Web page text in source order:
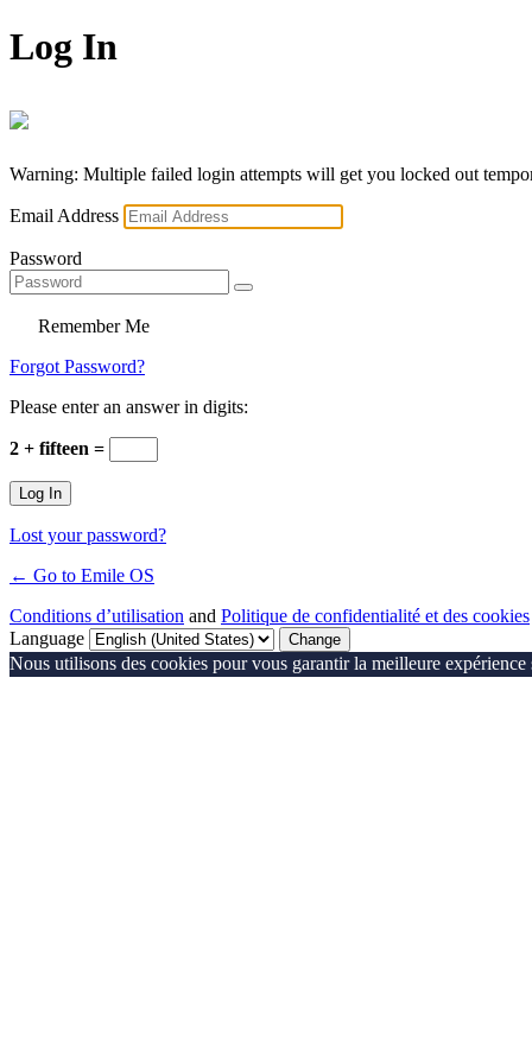
Log In
Warning: Multiple failed login attempts will get you locked out
Email Address
Password
Remember Me
Forgot Password?
Please enter an answer in digits:
2 + fifteen =
Lost your password?
← Go to Emile OS
Conditions d’utilisation and Politique de confidentialité et des cookies
Language
Nous utilisons des cookies pour vous garantir la meilleure